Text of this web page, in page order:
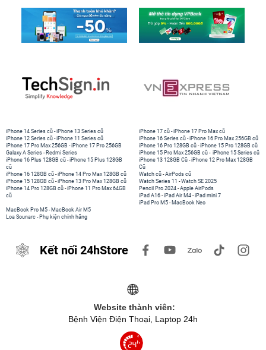
iPhone 14 Series cũ -iPhone 13 Series cũ
iPhone 12 Series cũ -iPhone 11 Series cũ
iPhone 17 Pro Max 256GB -iPhone 17 Pro 256GB
Galaxy A Series - Redmi Series
iPhone 17 cũ -iPhone 17 Pro Max cũ
iPhone 16 Series cũ - iPhone 16 Pro Max 256GB cũ
iPhone 16 Pro 128GB cũ -iPhone 15 Pro 128GB cũ
iPhone 15 Pro Max 256GB cũ - iPhone 15 Series cũ
iPhone 16 Plus 128GB cũ -iPhone 15 Plus 128GB
cũ
iPhone 16 128GB cũ -iPhone 14 Pro Max 128GB cũ
iPhone 15 128GB cũ -iPhone 13 Pro Max 128GB cũ
iPhone 14 Pro 128GB cũ -iPhone 11 Pro Max 64GB
cũ
iPhone 13 128GB Cũ -iPhone 12 Pro Max 128GB
Cũ
Watch cũ -AirPods cũ
Watch Series 11 -Watch SE 2025
Pencil Pro 2024 -Apple AirPods
iPad A16 -iPad Air M4 -iPad mini 7
iPad Pro M5 - MacBook Neo
MacBook Pro M5 - MacBook Air M5
Loa Sounarc - Phụ kiện chính hãng
Kết nối 24hStore
Website thành viên:
Bệnh Viện Điện Thoại, Laptop 24h